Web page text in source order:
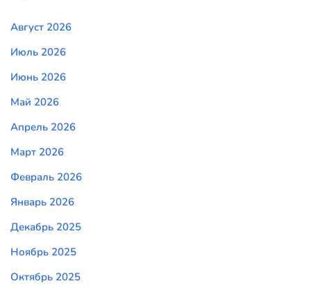
Август 2026
Июль 2026
Июнь 2026
Май 2026
Апрель 2026
Март 2026
Февраль 2026
Январь 2026
Декабрь 2025
Ноябрь 2025
Октябрь 2025